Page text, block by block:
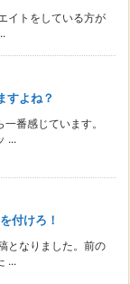
イトをしている方が
すよね？
番感じています。
...
付けろ！
となりました。前の
...